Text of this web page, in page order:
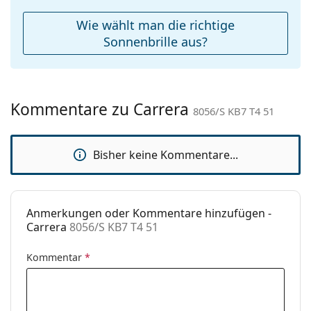
Reinigungstuch:
Ja
Marke:
Carrera
Verwendung:
Mode
8056/S KB7 T4 51
Wie wählt man die richtige
Sonnenbrille aus?
Kommentare zu Carrera 8056/S KB7 T4 51
Bisher keine Kommentare...
Anmerkungen oder Kommentare hinzufügen -
Carrera 8056/S KB7 T4 51
Kommentar *